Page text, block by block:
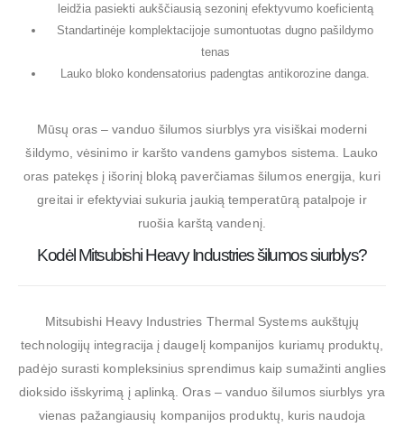
leidžia pasiekti aukščiausią sezoninį efektyvumo koeficientą
Standartinėje komplektacijoje sumontuotas dugno pašildymo
tenas
Lauko bloko kondensatorius padengtas antikorozine danga.
Mūsų oras – vanduo šilumos siurblys yra visiškai moderni
šildymo, vėsinimo ir karšto vandens gamybos sistema. Lauko
oras patekęs į išorinį bloką paverčiamas šilumos energija, kuri
greitai ir efektyviai sukuria jaukią temperatūrą patalpoje ir
ruošia karštą vandenį.
Kodėl Mitsubishi Heavy Industries šilumos siurblys?
Mitsubishi Heavy Industries Thermal Systems aukštųjų
technologijų integracija į daugelį kompanijos kuriamų produktų,
padėjo surasti kompleksinius sprendimus kaip sumažinti anglies
dioksido išskyrimą į aplinką. Oras – vanduo šilumos siurblys yra
vienas pažangiausių kompanijos produktų, kuris naudoja